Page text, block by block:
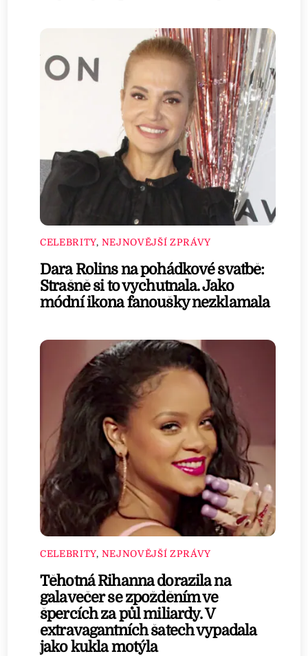
CELEBRITY, NEJNOVĚJŠÍ ZPRÁVY
Dara Rolins na pohádkové svatbě:
Strašně si to vychutnala. Jako
módní ikona fanoušky nezklamala
CELEBRITY, NEJNOVĚJŠÍ ZPRÁVY
Těhotná Rihanna dorazila na
galavečer se zpožděním ve
špercích za půl miliardy. V
extravagantních šatech vypadala
jako kukla motýla